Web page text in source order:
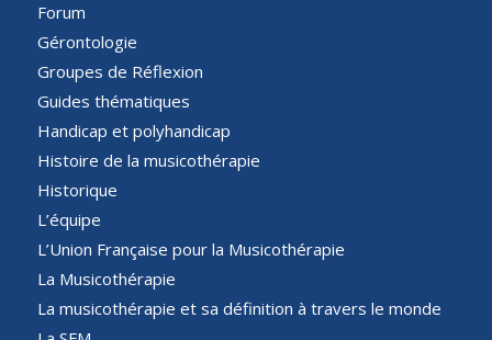
Forum
Gérontologie
Groupes de Réflexion
Guides thématiques
Handicap et polyhandicap
Histoire de la musicothérapie
Historique
L’équipe
L’Union Française pour la Musicothérapie
La Musicothérapie
La musicothérapie et sa définition à travers le monde